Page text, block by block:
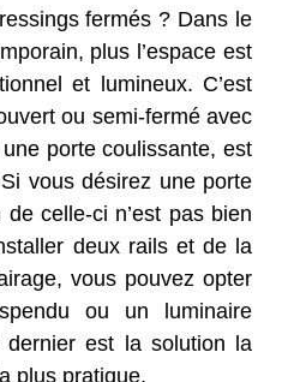
fermés ? Dans le
plus l’espace est
et lumineux. C’est
ou semi-fermé avec
porte coulissante, est
vous désirez une porte
de celle-ci n’est pas bien
deux rails et de la
vous pouvez opter
ou un luminaire
est la solution la
plus pratique.